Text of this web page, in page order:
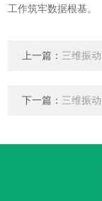
工作筑牢数据根基。
上一篇： 三维振动
下一篇： 三维振